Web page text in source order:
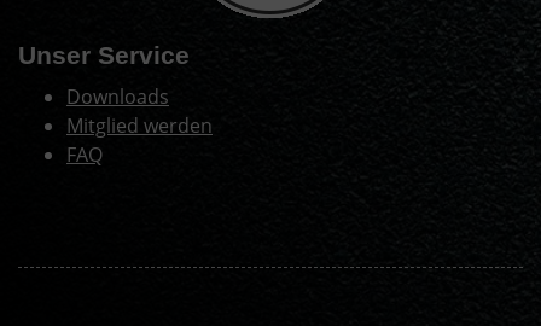
Unser Service
Downloads
Mitglied werden
FAQ